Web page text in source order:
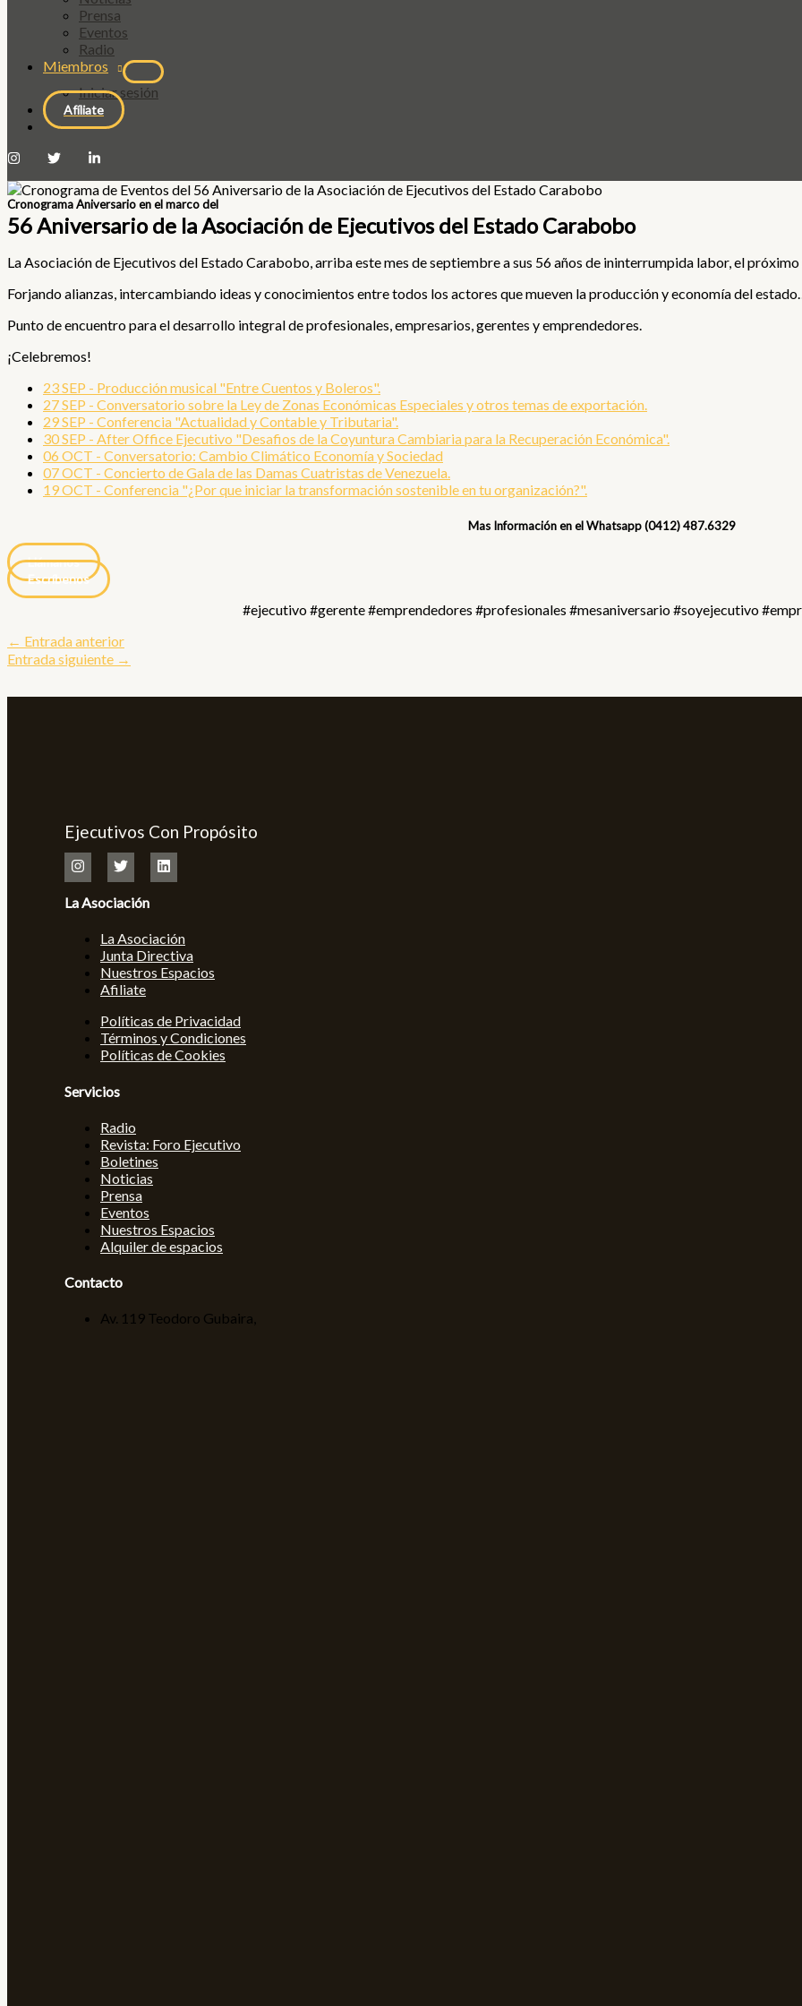
Prensa
Eventos
Radio
Miembros
Iniciar sesión
Afíliate
Cronograma Aniversario en el marco del
56 Aniversario de la Asociación de Ejecutivos del Estado Carabobo
La Asociación de Ejecutivos del Estado Carabobo, arriba este mes de septiembre a sus 56 años de ininterrumpida labor, el próximo
Forjando alianzas, intercambiando ideas y conocimientos entre todos los actores que mueven la producción y economía del
Punto de encuentro para el desarrollo integral de profesionales, empresarios, gerentes y emprendedores.
¡Celebremos!
23 SEP - Producción musical "Entre Cuentos y Boleros".
27 SEP - Conversatorio sobre la Ley de Zonas Económicas Especiales y otros temas de exportación.
29 SEP - Conferencia "Actualidad y Contable y Tributaria".
30 SEP - After Office Ejecutivo "Desafios de la Coyuntura Cambiaria para la Recuperación Económica".
06 OCT - Conversatorio: Cambio Climático Economía y Sociedad
07 OCT - Concierto de Gala de las Damas Cuatristas de Venezuela.
19 OCT - Conferencia "¿Por que iniciar la transformación sostenible en tu organización?".
Mas Información en el Whatsapp (0412) 487.6329
Llámanos
Escríbenos
#ejecutivo #gerente #emprendedores #profesionales #mesaniversario #soyejecutivo
← Entrada anterior
Entrada siguiente →
Ejecutivos Con Propósito
La Asociación
La Asociación
Junta Directiva
Nuestros Espacios
Afiliate
Políticas de Privacidad
Términos y Condiciones
Políticas de Cookies
Servicios
Radio
Revista: Foro Ejecutivo
Boletines
Noticias
Prensa
Eventos
Nuestros Espacios
Alquiler de espacios
Contacto
Av. 119 Teodoro Gubaira,